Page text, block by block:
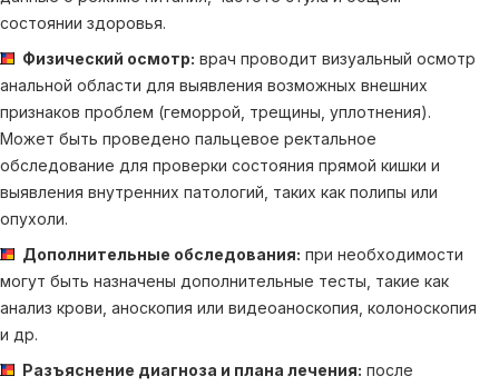
состоянии здоровья.
Физический осмотр: врач проводит визуальный осмотр
анальной области для выявления возможных внешних
признаков проблем (геморрой, трещины, уплотнения).
Может быть проведено пальцевое ректальное
обследование для проверки состояния прямой кишки и
выявления внутренних патологий, таких как полипы или
опухоли.
Дополнительные обследования: при необходимости
могут быть назначены дополнительные тесты, такие как
анализ крови, аноскопия или видеоаноскопия, колоноскопия
и др.
Разъяснение диагноза и плана лечения: после